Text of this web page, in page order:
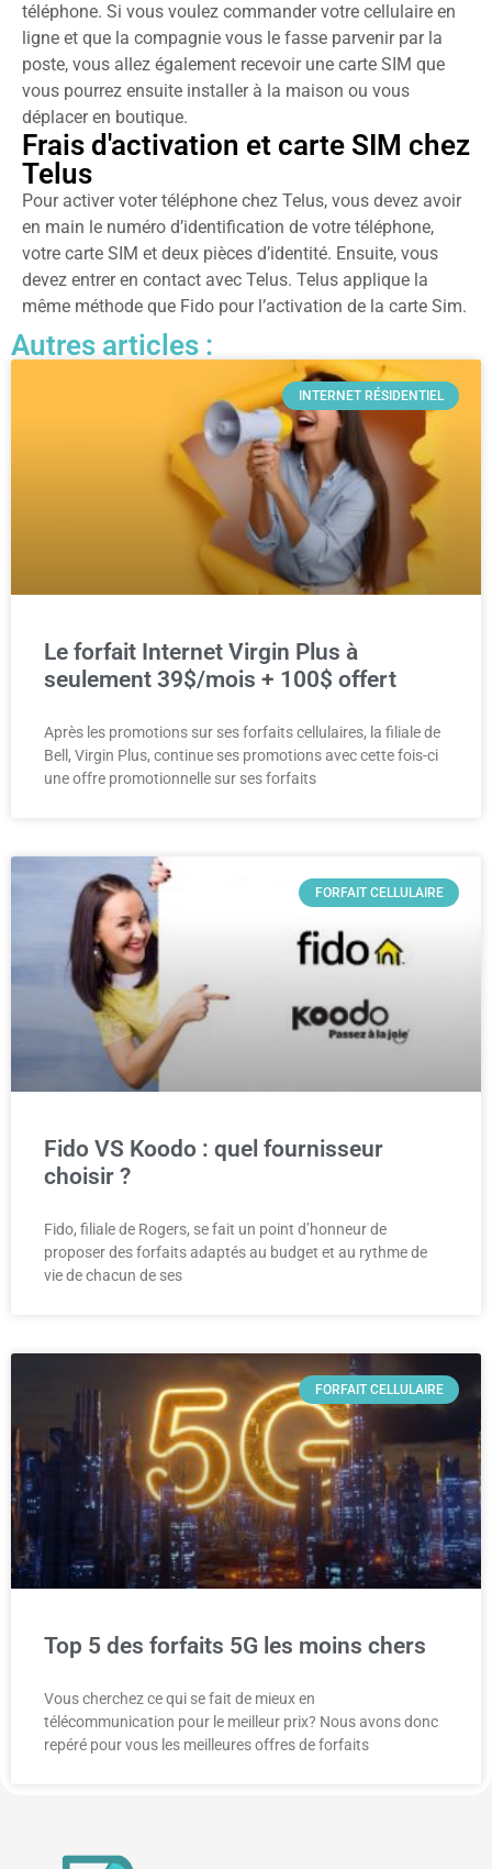
téléphone. Si vous voulez commander votre cellulaire en
ligne et que la compagnie vous le fasse parvenir par la
poste, vous allez également recevoir une carte SIM que
vous pourrez ensuite installer à la maison ou vous
déplacer en boutique.
Frais d'activation et carte SIM chez
Telus
Pour activer voter téléphone chez Telus, vous devez avoir
en main le numéro d’identification de votre téléphone,
votre carte SIM et deux pièces d’identité. Ensuite, vous
devez entrer en contact avec Telus. Telus applique la
même méthode que Fido pour l’activation de la carte Sim.
Autres articles :
INTERNET RÉSIDENTIEL
Le forfait Internet Virgin Plus à
seulement 39$/mois + 100$ offert
Après les promotions sur ses forfaits cellulaires, la filiale de
Bell, Virgin Plus, continue ses promotions avec cette fois-ci
une offre promotionnelle sur ses forfaits
FORFAIT CELLULAIRE
Fido VS Koodo : quel fournisseur
choisir ?
Fido, filiale de Rogers, se fait un point d’honneur de
proposer des forfaits adaptés au budget et au rythme de
vie de chacun de ses
FORFAIT CELLULAIRE
Top 5 des forfaits 5G les moins chers
Vous cherchez ce qui se fait de mieux en
télécommunication pour le meilleur prix? Nous avons donc
repéré pour vous les meilleures offres de forfaits